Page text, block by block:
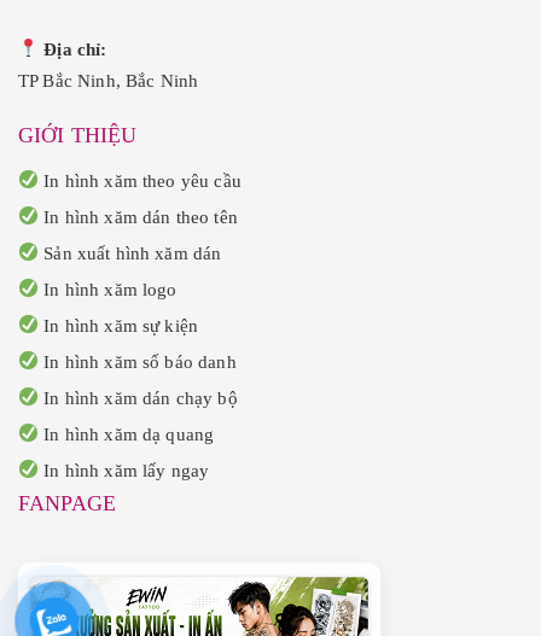
Địa chỉ:
TP Bắc Ninh, Bắc Ninh
GIỚI THIỆU
In hình xăm theo yêu cầu
In hình xăm dán theo tên
Sản xuất hình xăm dán
In hình xăm logo
In hình xăm sự kiện
In hình xăm số báo danh
In hình xăm dán chạy bộ
In hình xăm dạ quang
In hình xăm lấy ngay
FANPAGE